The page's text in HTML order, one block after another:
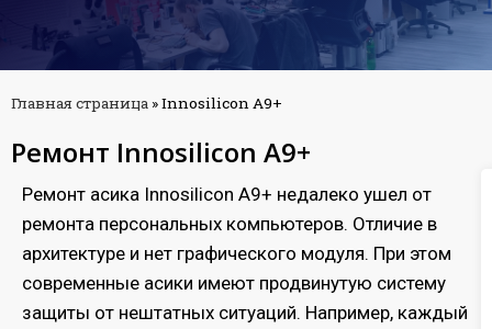
Главная страница »Innosilicon A9+
Ремонт Innosilicon A9+
Ремонт асика Innosilicon A9+ недалеко ушел от
ремонта персональных компьютеров. Отличие в
архитектуре и нет графического модуля. При этом
современные асики имеют продвинутую систему
защиты от нештатных ситуаций. Например, каждый